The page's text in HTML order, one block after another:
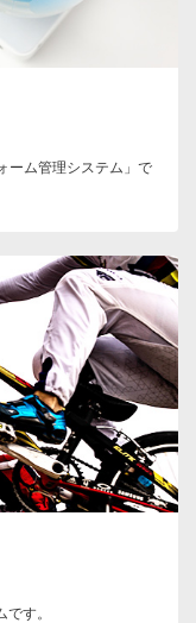
ーム管理システム」で
す。